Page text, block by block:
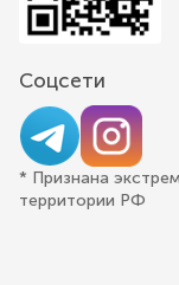
Соцсети
* Признана
территории РФ